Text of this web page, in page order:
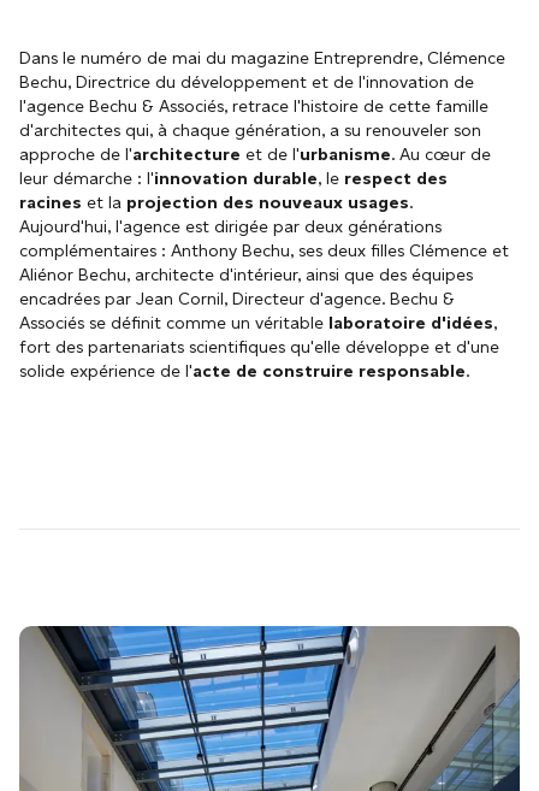
Dans le numéro de mai du magazine Entreprendre, Clémence
Bechu, Directrice du développement et de l'innovation de
l'agence Bechu & Associés, retrace l'histoire de cette famille
d'architectes qui, à chaque génération, a su renouveler son
approche de l'architecture et de l'urbanisme. Au cœur de
leur démarche : l'innovation durable, le respect des
racines et la projection des nouveaux usages.
Aujourd'hui, l'agence est dirigée par deux générations
complémentaires : Anthony Bechu, ses deux filles Clémence et
Aliénor Bechu, architecte d'intérieur, ainsi que des équipes
encadrées par Jean Cornil, Directeur d'agence. Bechu &
Associés se définit comme un véritable laboratoire d'idées,
fort des partenariats scientifiques qu'elle développe et d'une
solide expérience de l'acte de construire responsable.